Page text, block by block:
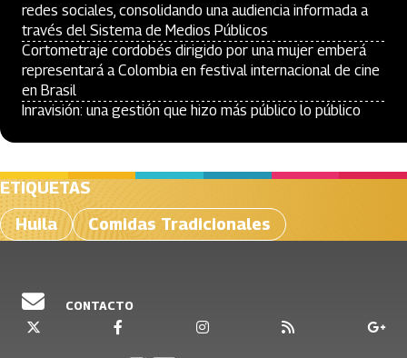
redes sociales, consolidando una audiencia informada a
través del Sistema de Medios Públicos
Cortometraje cordobés dirigido por una mujer emberá
representará a Colombia en festival internacional de cine
en Brasil
Inravisión: una gestión que hizo más público lo público
ETIQUETAS
Huila
Comidas Tradicionales
CONTACTO